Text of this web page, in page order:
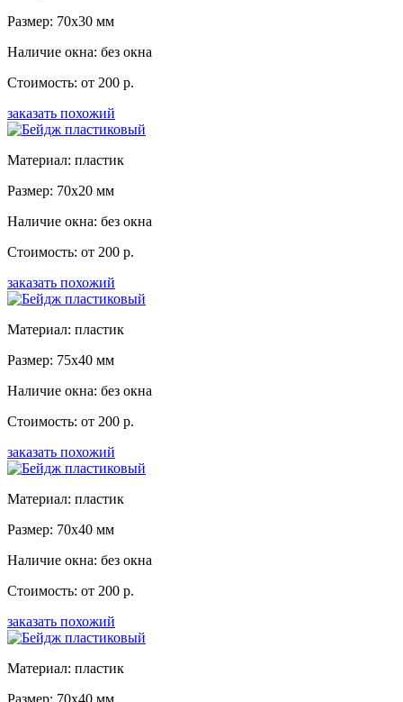
Размер: 70x30 мм
Наличие окна: без окна
Стоимость: от 200 р.
заказать похожий
Материал: пластик
Размер: 70x20 мм
Наличие окна: без окна
Стоимость: от 200 р.
заказать похожий
Материал: пластик
Размер: 75x40 мм
Наличие окна: без окна
Стоимость: от 200 р.
заказать похожий
Материал: пластик
Размер: 70x40 мм
Наличие окна: без окна
Стоимость: от 200 р.
заказать похожий
Материал: пластик